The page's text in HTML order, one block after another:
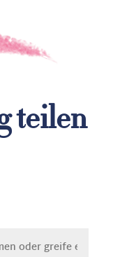
teilen